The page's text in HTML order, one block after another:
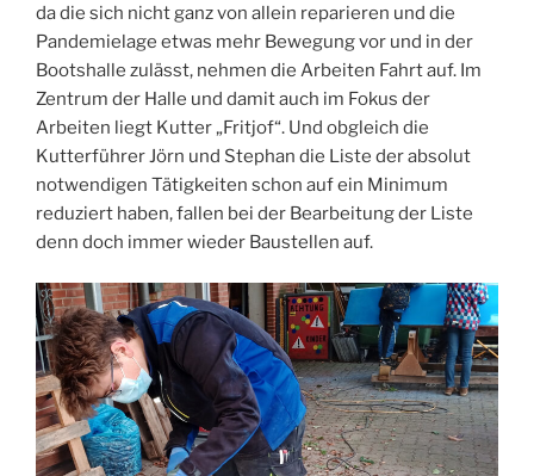
da die sich nicht ganz von allein reparieren und die
Pandemielage etwas mehr Bewegung vor und in der
Bootshalle zulässt, nehmen die Arbeiten Fahrt auf. Im
Zentrum der Halle und damit auch im Fokus der
Arbeiten liegt Kutter „Fritjof“. Und obgleich die
Kutterführer Jörn und Stephan die Liste der absolut
notwendigen Tätigkeiten schon auf ein Minimum
reduziert haben, fallen bei der Bearbeitung der Liste
denn doch immer wieder Baustellen auf.